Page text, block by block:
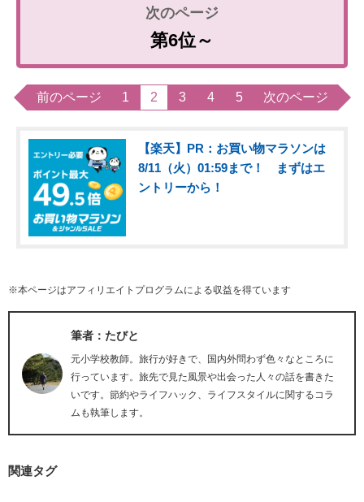
第6位～
前のページ 1 2 3 4 5 次のページ
【楽天】PR：お買い物マラソンは
8/11（火）01:59まで！ まずはエ
ントリーから！
※本ページはアフィリエイトプログラムによる収益を得ています
筆者：たびと
元小学校教師。旅行が好きで、国内外問わず色々なところに
行っています。旅先で見た風景や出会った人々の話を書きた
いです。節約やライフハック、ライフスタイルに関するコラ
ムも執筆します。
関連タグ